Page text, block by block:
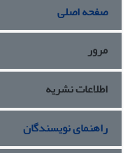
صفحه اصلی
مرور
اطلاعات نشریه
راهنمای نویسندگان